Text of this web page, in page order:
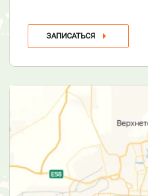
ЗАПИСАТЬСЯ